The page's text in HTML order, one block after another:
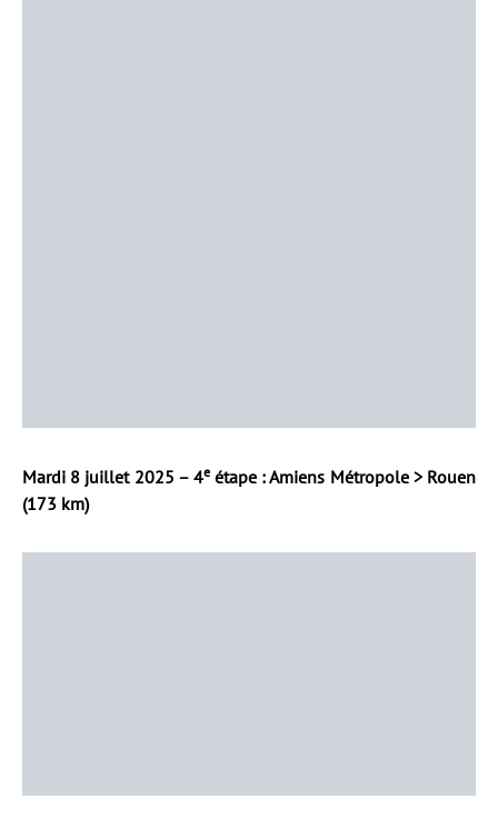
Mardi 8 juillet 2025 – 4eétape : Amiens Métropole > Rouen
(173 km)